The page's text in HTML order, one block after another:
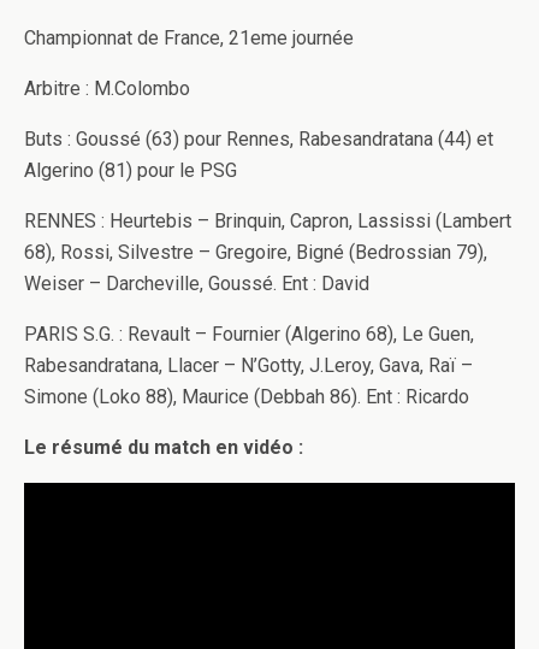
Championnat de France, 21eme journée
Arbitre : M.Colombo
Buts : Goussé (63) pour Rennes, Rabesandratana (44) et
Algerino (81) pour le PSG
RENNES : Heurtebis – Brinquin, Capron, Lassissi (Lambert
68), Rossi, Silvestre – Gregoire, Bigné (Bedrossian 79),
Weiser – Darcheville, Goussé. Ent : David
PARIS S.G. : Revault – Fournier (Algerino 68), Le Guen,
Rabesandratana, Llacer – N’Gotty, J.Leroy, Gava, Raï –
Simone (Loko 88), Maurice (Debbah 86). Ent : Ricardo
Le résumé du match en vidéo :